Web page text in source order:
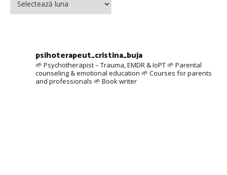
psihoterapeut_cristina_buja
🌱 Psychotherapist – Trauma, EMDR & IoPT🌱 Parental
counseling & emotional education 🌱 Courses for parents
and professionals 🌱 Book writer